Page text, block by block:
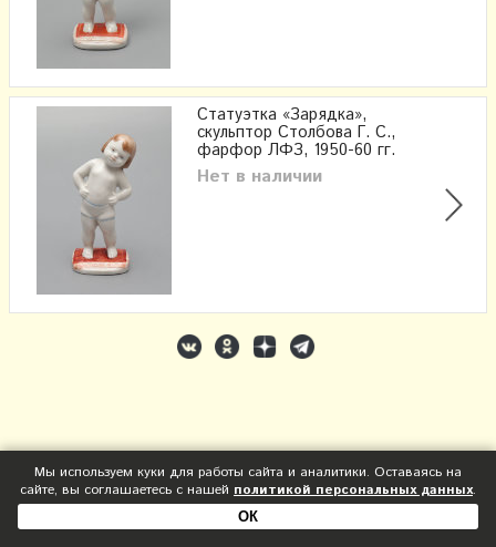
Статуэтка «Зарядка»,
скульптор Столбова Г. С.,
фарфор ЛФЗ, 1950-60 гг.
Нет в наличии
Мы используем куки для работы сайта и аналитики. Оставаясь на
сайте, вы соглашаетесь с нашей политикой персональных данных.
ОК